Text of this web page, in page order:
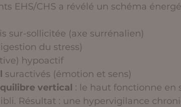
EHS/CHS a révélé un schéma
sur-sollicitée (axe surrénalien)
du stress)
hypoactif
suractivés (émotion et sens)
vertical : le haut fonctionne en
Résultat : une hypervigilance